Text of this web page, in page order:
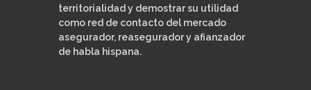
territorialidad y demostrar su utilidad
como red de contacto del mercado
asegurador, reasegurador y afianzador
de habla hispana.